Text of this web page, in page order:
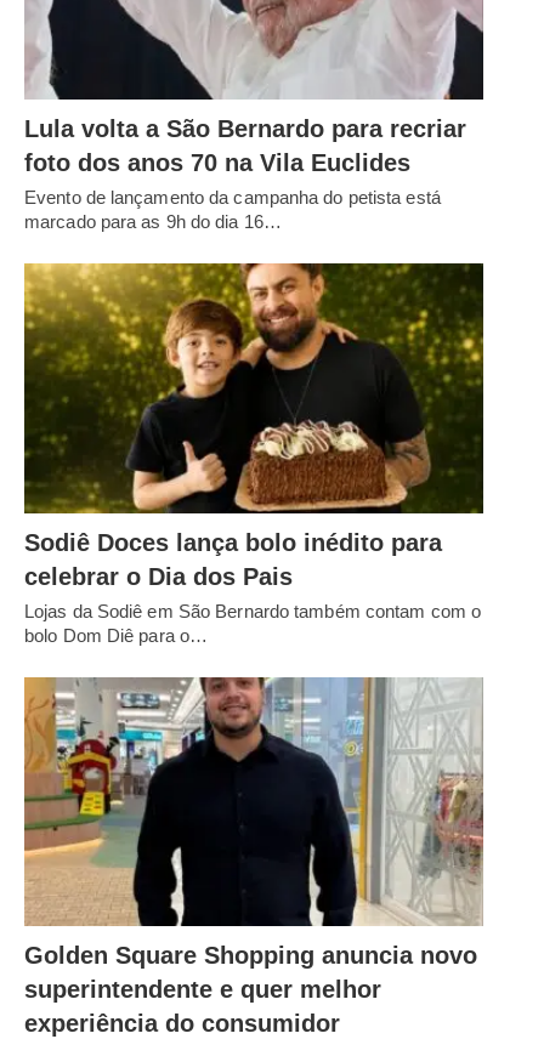
Lula volta a São Bernardo para recriar
foto dos anos 70 na Vila Euclides
Evento de lançamento da campanha do petista está
marcado para as 9h do dia 16…
Sodiê Doces lança bolo inédito para
celebrar o Dia dos Pais
Lojas da Sodiê em São Bernardo também contam com o
bolo Dom Diê para o…
Golden Square Shopping anuncia novo
superintendente e quer melhor
experiência do consumidor